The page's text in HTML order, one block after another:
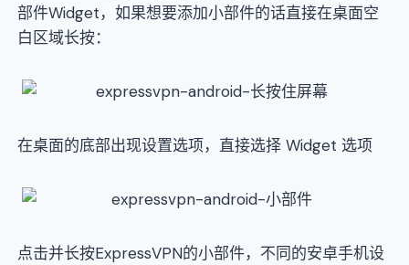
部件Widget，如果想要添加小部件的话直接在桌面空
白区域长按：
在桌面的底部出现设置选项，直接选择 Widget 选项
点击并长按ExpressVPN的小部件，不同的安卓手机设